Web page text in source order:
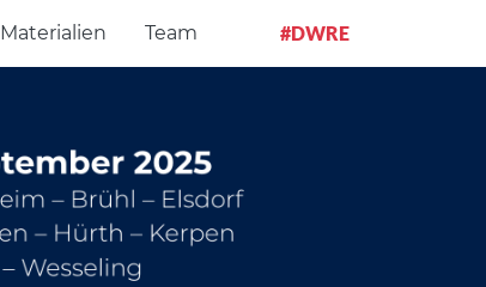
Materialien Team #DWRE